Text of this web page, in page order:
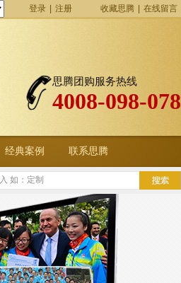
登录 注册 收藏思腾 在线留言
思腾团购服务热线
4008-098-078
经典案例 联系思腾